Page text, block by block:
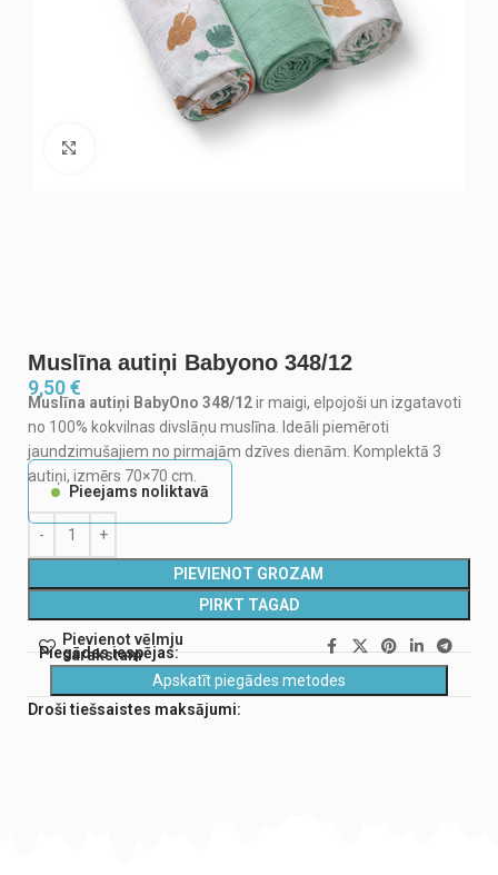
Muslīna autiņi Babyono 348/12
9,50€
Muslīna autiņi BabyOno 348/12ir maigi, elpojoši un izgatavoti
no 100% kokvilnas divslāņu muslīna. Ideāli piemēroti
jaundzimušajiem no pirmajām dzīves dienām. Komplektā 3
autiņi, izmērs 70×70 cm.
Pieejams noliktavā
PIEVIENOT GROZAM
PIRKT TAGAD
Pievienot vēlmju
sarakstam
Piegādes iespējas:
Apskatīt piegādes metodes
Droši tiešsaistes maksājumi: